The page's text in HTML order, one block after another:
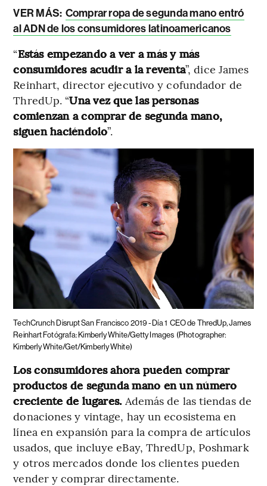
VER MÁS: Comprar ropa de segunda mano entró
al ADN de los consumidores latinoamericanos
“Estás empezando a ver a más y más
consumidores acudir a la reventa”, dice James
Reinhart, director ejecutivo y cofundador de
ThredUp. “Una vez que las personas
comienzan a comprar de segunda mano,
siguen haciéndolo”.
TechCrunch Disrupt San Francisco 2019 - Día 1 CEO de ThredUp, James
Reinhart Fotógrafa: Kimberly White/Getty Images (Photographer:
Kimberly White/Get/Kimberly White)
Los consumidores ahora pueden comprar
productos de segunda mano en un número
creciente de lugares. Además de las tiendas de
donaciones y vintage, hay un ecosistema en
línea en expansión para la compra de artículos
usados, que incluye eBay, ThredUp, Poshmark
y otros mercados donde los clientes pueden
vender y comprar directamente.